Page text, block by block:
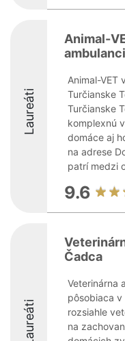
Laureáti
Animal-
Animal-VET
Turčianske
Turčianske
komplexnú
domáce aj
na adrese
patrí medzi
9.6
Laureáti
Čadca
Veterinárna
pôsobiaca
rozsiahle
na